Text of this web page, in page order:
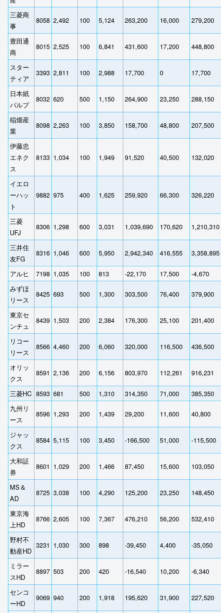
三菱商
事
8058 2,492 100 5,124 263,200 16,000 279,200
豊田通
商
8015 2,525 100 6,841 431,600 17,200 448,800
スター
ティア
3393 2,811 100 2,988 17,700 0 17,700
日本紙
パルプ
8032 620 500 1,150 264,900 23,250 288,150
稲畑産
業
8098 2,263 100 3,850 158,700 48,800 207,500
伊藤忠
エネク
ス
8133 1,034 100 1,949 91,520 40,500 132,020
イエロ
ーハッ
ト
9882 975 400 1,625 259,920 66,300 326,220
三菱
UFJ
8306 1,298 600 3,031 1,039,690 170,620 1,210,310
三井住
友FG
8316 1,046 600 5,950 2,942,340 416,555 3,358,895
アルヒ 7198 1,035 100 813 -22,170 17,500
-4,670
みずほ
リース
8425 693 500 1,300 303,500 76,400 379,900
東京セ
ンチュ
8439 1,503 200 2,384 176,300 25,100 201,400
リコー
リース
8566 4,460 200 6,060 320,000 116,500 436,500
オリッ
クス
8591 2,136 200 6,156 803,970 112,261 916,231
三菱HC 8593 681 500 1,310 314,350 71,000
385,350
九州リ
ース
8596 1,293 200 1,439 29,200 11,600 40,800
ジャッ
クス
8584 5,115 100 3,450 -166,500 51,000 -115,500
大和証
券
8601 1,029 200 1,466 87,450 15,600 103,050
MS＆
AD
8725 3,038 100 4,290 125,200 23,250 148,450
東京海
上HD
8766 2,605 100 7,367 476,210 56,200 532,410
野村不
動産HD
3231 1,030 300 898 -39,450 4,400 -35,050
ミラー
スHD
8897 503 200 420 -16,540 10,200 -6,340
センコ
ーHD
9069 940 200 1,918 195,620 31,900 227,520